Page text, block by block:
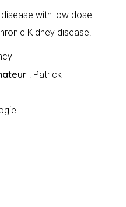
with low dose
Kidney disease.
: Patrick